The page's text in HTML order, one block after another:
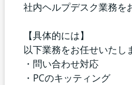
社内ヘルプデスク業務を
【具体的には】
以下業務をお任せいたし
・問い合わせ対応
・PCのキッティング